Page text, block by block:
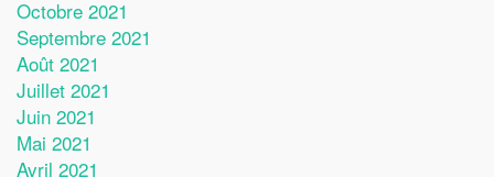
Octobre 2021
Septembre 2021
Août 2021
Juillet 2021
Juin 2021
Mai 2021
Avril 2021